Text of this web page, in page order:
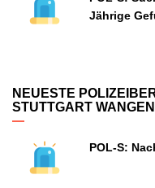
Jährige
NEUESTE
STUTTGART WANGEN
POL-S: